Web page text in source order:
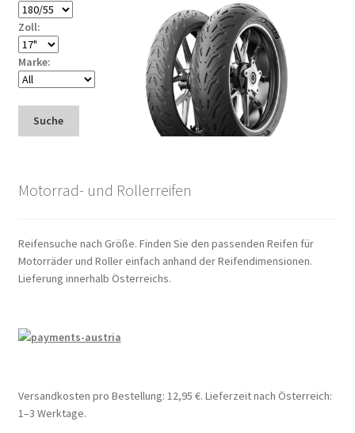
Zoll:
Marke:
Suche
Motorrad- und Rollerreifen
Reifensuche nach Größe. Finden Sie den passenden Reifen für
Motorräder und Roller einfach anhand der Reifendimensionen.
Lieferung innerhalb Österreichs.
Versandkosten pro Bestellung: 12,95 €. Lieferzeit nach Österreich:
1–3 Werktage.